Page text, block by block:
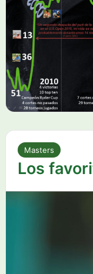
Masters
Los